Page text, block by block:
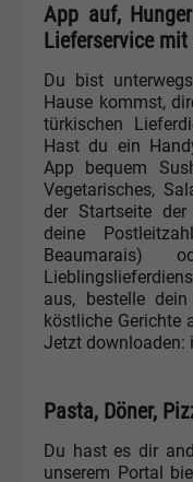
App auf,
Lieferservice
Du bist
Hause kommst,
türkischen
Hast du ein
App bequem
Vegetarisches,
der Startseite der
deine
Beaumarais)
aus, bestelle
köstliche Gerichte
Jetzt downloaden:
Pasta, Döner,
Du hast es dir
unserem Portal